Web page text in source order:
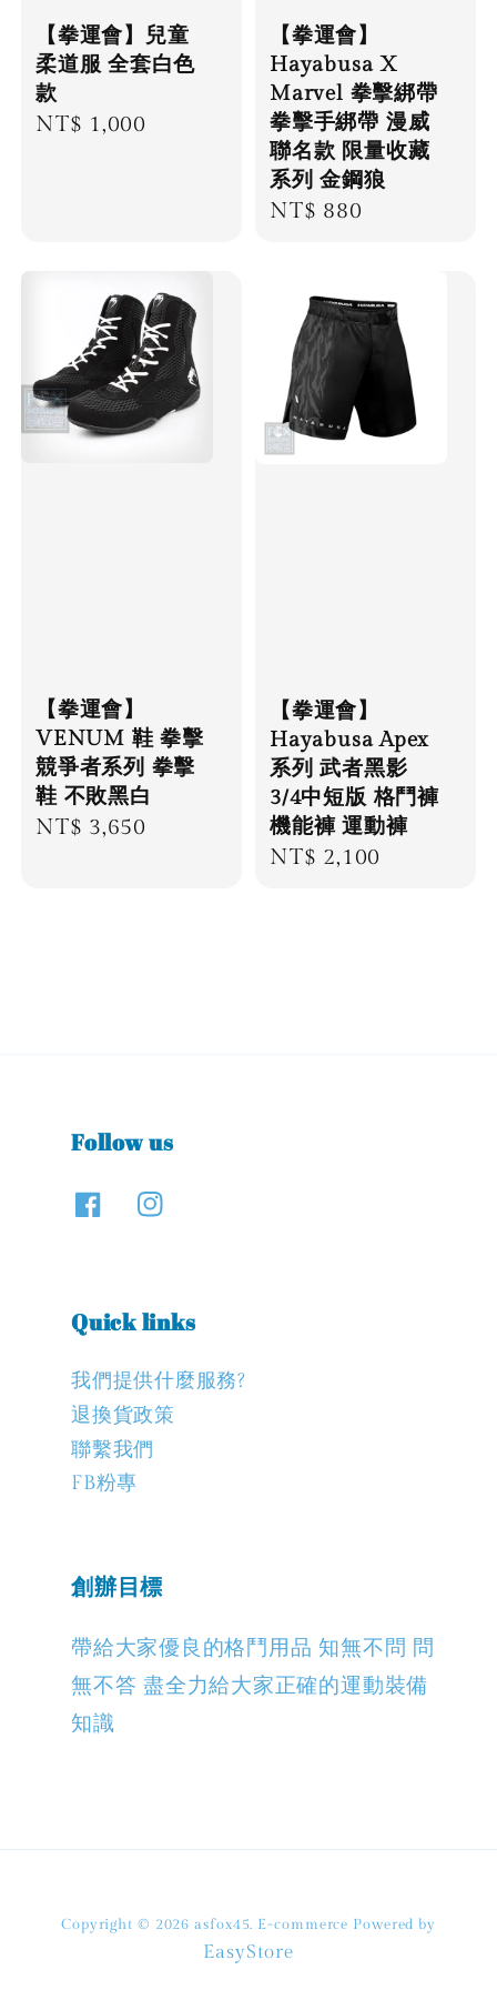
【拳運會】兒童
柔道服 全套白色
款
Regular
NT$ 1,000
【拳運會】
Hayabusa X
Marvel 拳擊綁帶
拳擊手綁帶 漫威
聯名款 限量收藏
系列 金鋼狼
Regular
NT$ 880
【拳運會】
VENUM 鞋 拳擊
競爭者系列 拳擊
鞋 不敗黑白
Regular
NT$ 3,650
【拳運會】
Hayabusa Apex
系列 武者黑影
3/4中短版 格鬥褲
機能褲 運動褲
Regular
NT$ 2,100
Follow us
Quick links
我們提供什麼服務?
退換貨政策
聯繫我們
FB粉專
創辦目標
帶給大家優良的格鬥用品 知無不問 問
無不答 盡全力給大家正確的運動裝備
知識
Copyright © 2026 asfox45. E-commerce Powered by
EasyStore